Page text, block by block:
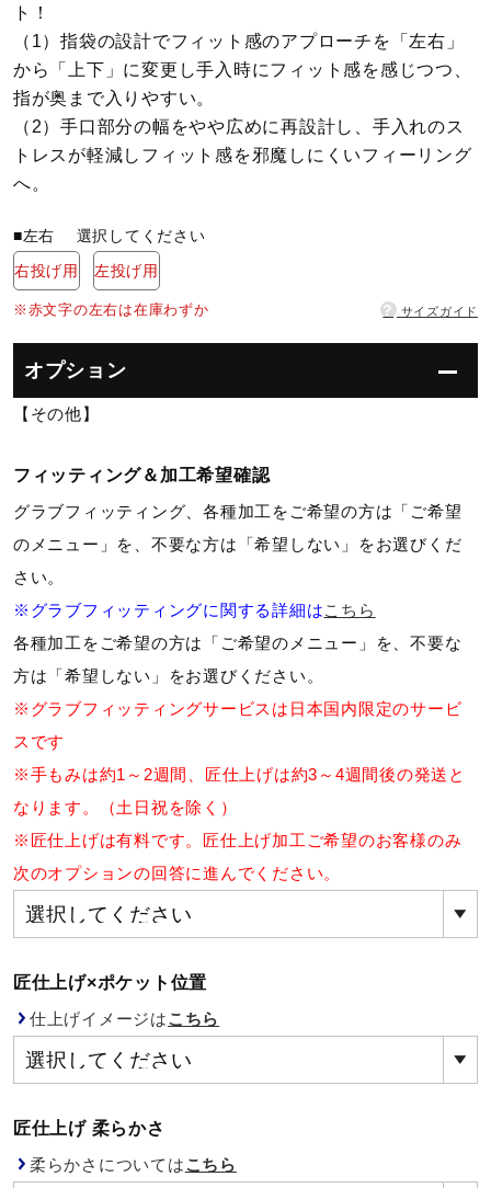
ウィンタースポーツ
ワーキング
ライフスタイルグッズ
インナー
アウトドア／レイン
サポーター
健康／エクササイズ
ジュニア／キッズ
コラボ／ライセンス
セール
サポート
ト！
（1）指袋の設計でフィット感のアプローチを「左右」
から「上下」に変更し手入時にフィット感を感じつつ、
指が奥まで入りやすい。
（2）手口部分の幅をやや広めに再設計し、手入れのス
トレスが軽減しフィット感を邪魔しにくいフィーリング
へ。
■左右 選択してください
右投げ用
左投げ用
※赤文字の左右は在庫わずか ? サイズガイド
オプション
【その他】
フィッティング＆加工希望確認
グラブフィッティング、各種加工をご希望の方は「ご希望
のメニュー」を、不要な方は「希望しない」をお選びくだ
さい。
※グラブフィッティングに関する詳細はこちら
各種加工をご希望の方は「ご希望のメニュー」を、不要な
方は「希望しない」をお選びください。
※グラブフィッティングサービスは日本国内限定のサービ
スです
※手もみは約1～2週間、匠仕上げは約3～4週間後の発送と
なります。（土日祝を除く）
※匠仕上げは有料です。匠仕上げ加工ご希望のお客様のみ
次のオプションの回答に進んでください。
匠仕上げ×ポケット位置
仕上げイメージはこちら
匠仕上げ 柔らかさ
柔らかさについてはこちら